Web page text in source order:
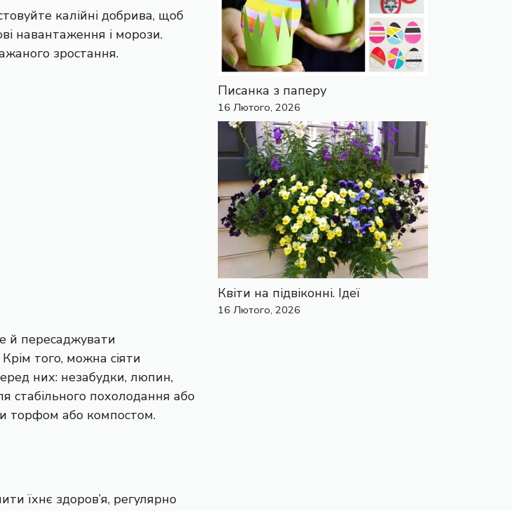
калійні добрива, щоб
навантаження і морози.
зростання.
й пересаджувати
того, можна сіяти
них: незабудки, люпин,
стабільного похолодання або
торфом або компостом.
їхнє здоров’я, регулярно
Писанка з паперу
16 Лютого, 2026
Квіти на підвіконні. Ідеї
16 Лютого, 2026